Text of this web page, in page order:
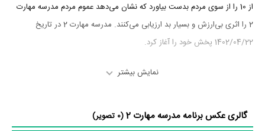
از 10 را از سوی مردم بدست بیاورد که نشان می‌دهد عموم مردم مدرسه مهارت
2 را اثری بی‌ارزش و بسیار بد ارزیابی می‌کنند. مدرسه مهارت 2 در تاریخ
1402/04/22 پخش خود را آغاز کرد.
در خلاصه داستانی که یا از سوی تیم رسانه‌ای اثر و یا توسط دیگر رسانه‌ها درباره
نمایش بیشتر
گالری عکس برنامه مدرسه مهارت 2
(0 تصویر)